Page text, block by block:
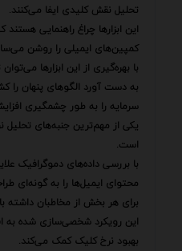
تحلیل نقش کلیدی ایفا می‌کنند.
این ابزارها چراغ راهنمایی
کمپین‌های ایمیلی را روشن
با بهره‌گیری از این ابزارها
به دست آورد الگوهای پنهان را
سرمایه را به طور چشمگیری
یکی از مهم‌ترین جنبه‌های
است.
با بررسی داده‌های دموگرافیک
محتوای ایمیل‌ها را به گونه‌ای
برای هر بخش از مخاطبان داشته
این رویکرد شخصی‌سازی شده به
بهبود نرخ کلیک کمک می‌کند.